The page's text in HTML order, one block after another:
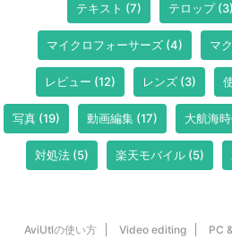
テキスト (7) テロップ(3)
マイクロフォーサーズ(4) マ
レビュー (12) レンズ(3)
写真(19) 動画編集(17) 大航海
対処法 (5) 楽天モバイル (5)
AviUtlの使い方 Video editing PC